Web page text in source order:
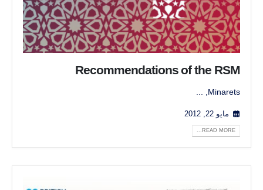
Recommendations of the RSM
Minarets, ...
مايو 22, 2012
READ MORE...